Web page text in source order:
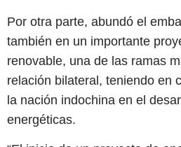
Por otra parte, abundó el
también en un importante
renovable, una de las ramas
relación bilateral, teniendo en
la nación indochina en el
energéticas.